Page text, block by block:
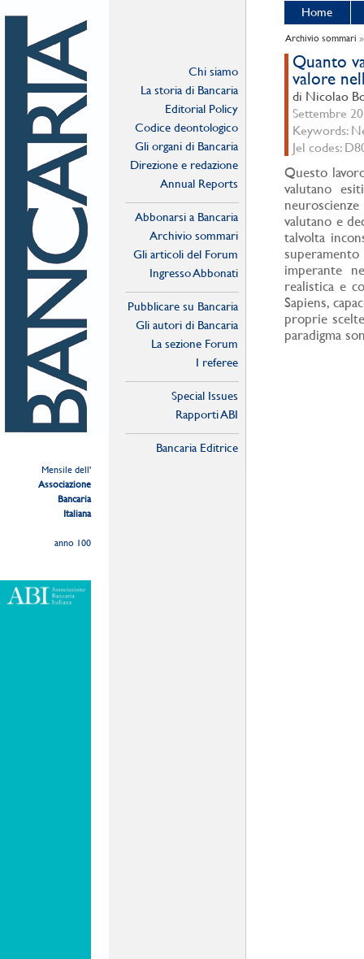
Mensile dell'
Associazione
Bancaria
Italiana
anno 100
Chi siamo
La storia di Bancaria
Editorial Policy
Codice deontologico
Gli organi di Bancaria
Direzione e redazione
Annual Reports
Abbonarsi a Bancaria
Archivio sommari
Gli articoli del Forum
Ingresso Abbonati
Pubblicare su Bancaria
Gli autori di Bancaria
La sezione Forum
I referee
Special Issues
Rapporti ABI
Bancaria Editrice
Home
Archivio sommari
Quanto
valore
di Nicolao
Settembre
Keywords:
Jel codes:
Questo
valutano
valutano e
talvolta
imperante
realistica e
Sapiens,
proprie
paradigma